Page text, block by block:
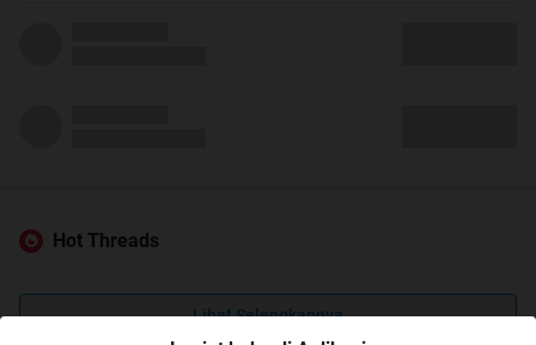
Hot Threads
Lihat Selengkapnya